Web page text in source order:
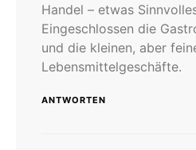
Handel – etwas
Eingeschlossen die
und die kleinen, aber
Lebensmittelgeschäfte.
ANTWORTEN